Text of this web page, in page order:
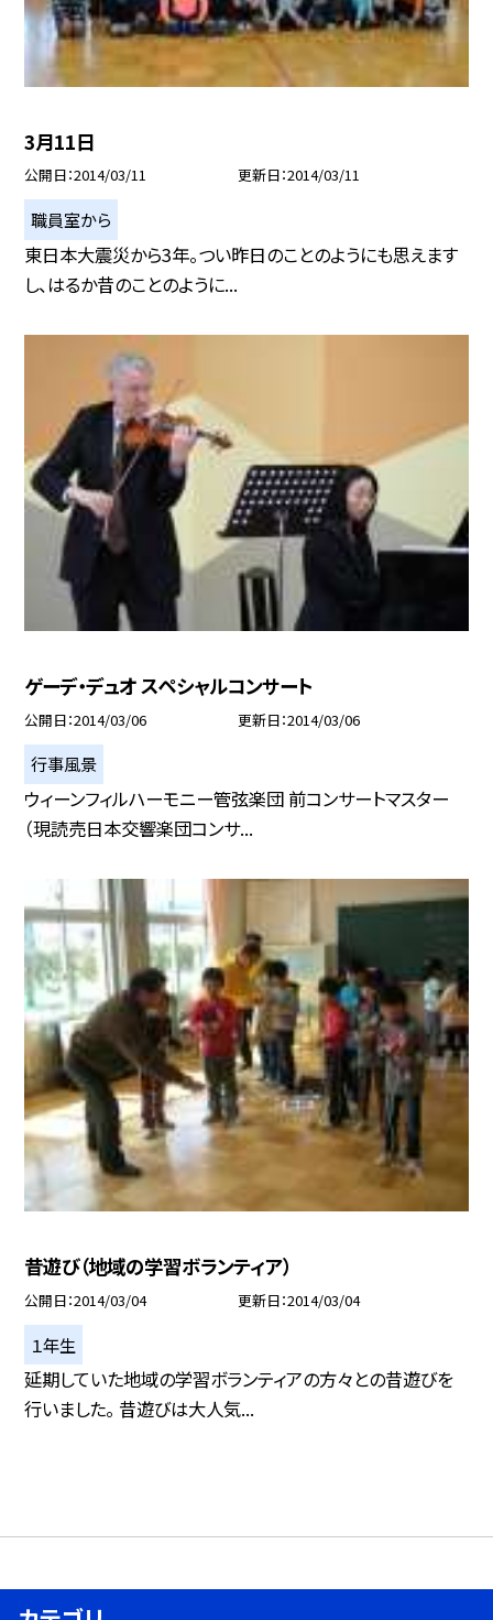
3月11日
公開日 2014/03/11 更新日 2014/03/11
職員室から
東日本大震災から3年。つい昨日のことのようにも思えます
し、はるか昔のことのように...
ゲーデ・デュオ スペシャルコンサート
公開日 2014/03/06 更新日 2014/03/06
行事風景
ウィーンフィルハーモニー管弦楽団 前コンサートマスター
（現読売日本交響楽団コンサ...
昔遊び（地域の学習ボランティア）
公開日 2014/03/04 更新日 2014/03/04
１年生
延期していた地域の学習ボランティアの方々との昔遊びを
行いました。 昔遊びは大人気...